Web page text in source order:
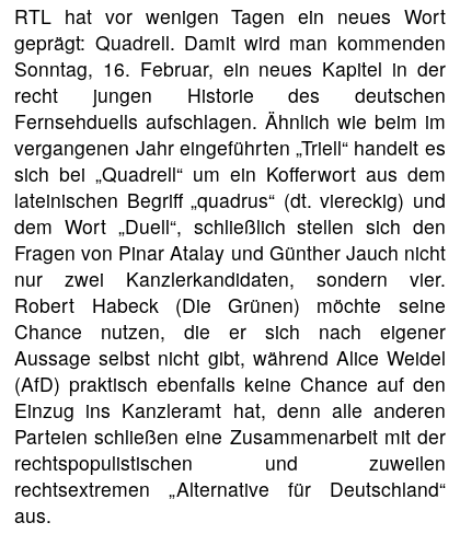
RTL hat vor wenigen Tagen ein neues Wort
geprägt: Quadrell. Damit wird man kommenden
Sonntag, 16. Februar, ein neues Kapitel in der
recht jungen Historie des deutschen
Fernsehduells aufschlagen. Ähnlich wie beim im
vergangenen Jahr eingeführten „Triell“ handelt es
sich bei „Quadrell“ um ein Kofferwort aus dem
lateinischen Begriff „quadrus“ (dt. viereckig) und
dem Wort „Duell“, schließlich stellen sich den
Fragen von Pinar Atalay und Günther Jauch nicht
nur zwei Kanzlerkandidaten, sondern vier.
Robert Habeck (Die Grünen) möchte seine
Chance nutzen, die er sich nach eigener
Aussage selbst nicht gibt, während Alice Weidel
(AfD) praktisch ebenfalls keine Chance auf den
Einzug ins Kanzleramt hat, denn alle anderen
Parteien schließen eine Zusammenarbeit mit der
rechtspopulistischen und zuweilen
rechtsextremen „Alternative für Deutschland“
aus.